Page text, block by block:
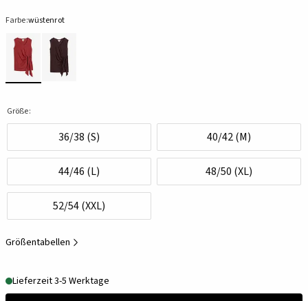
Farbe:wüstenrot
Größe:
36/38 (S) 40/42 (M)
44/46 (L) 48/50 (XL)
52/54 (XXL)
Größentabellen
Lieferzeit 3-5 Werktage